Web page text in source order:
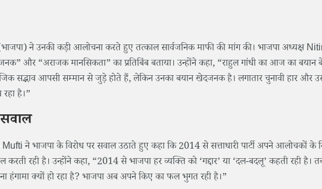
(भाजपा) ने उनकी कड़ी आलोचना करते हुए तत्काल सार्वजनिक माफी की मांग की। भाजपा अध्यक्ष
और “अराजक मानसिकता” का प्रतिबिंब बताया। उन्होंने कहा, “राहुल गांधी का आज का बयान
सद्भाव आपसी सम्मान से जुड़े होते हैं, लेकिन उनका बयान खेदजनक है। लगातार चुनावी हार और
है।”
ने भाजपा के विरोध पर सवाल उठाते हुए कहा कि 2014 से सत्ताधारी पार्टी अपने आलोचकों के
रही है। उन्होंने कहा, “2014 से भाजपा हर व्यक्ति को ‘गद्दार’ या ‘दल-बदलू’ कहती रही है।
हंगामा क्यों हो रहा है? भाजपा अब अपने किए का फल भुगत रही है।”